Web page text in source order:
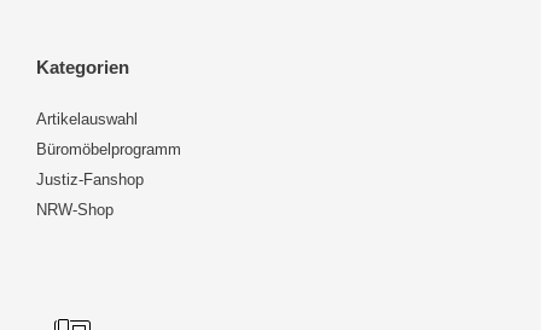
Kategorien
Artikelauswahl
Büromöbelprogramm
Justiz-Fanshop
NRW-Shop